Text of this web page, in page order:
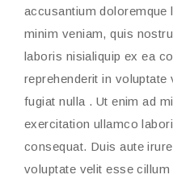
accusantium doloremque
minim veniam, quis
laboris nisialiquip ex ea
reprehenderit in
fugiat nulla . Ut enim ad
exercitation ullamco
consequat. Duis aute
voluptate velit esse